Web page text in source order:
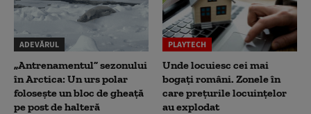
ADEVĂRUL
„Antrenamentul” sezonului
în Arctica: Un urs polar
folosește un bloc de gheață
pe post de halteră
PLAYTECH
Unde locuiesc cei mai
bogați români. Zonele în
care prețurile locuințelor
au explodat